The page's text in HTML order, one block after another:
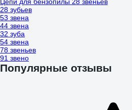
28 зубьев
53 звена
44 звена
32 зуба
54 звена
78 звеньев
91 звено
Популярные отзывы